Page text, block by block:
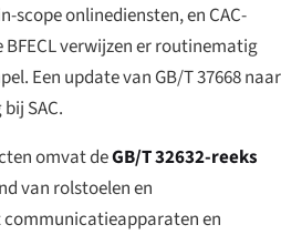
onlinediensten, en CAC-
verwijzen er routinematig
Een update van GB/T 37668 naar
SAC.
omvat deGB/T 32632-reeks
van rolstoelen en
en